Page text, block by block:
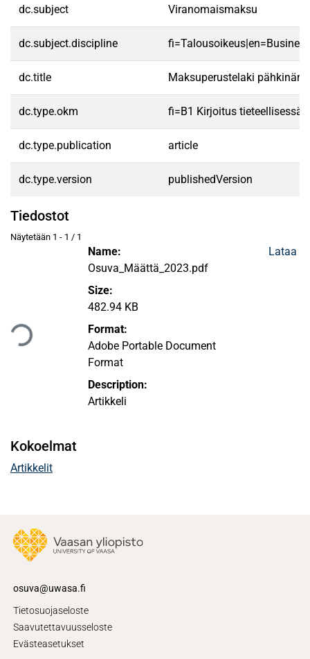
dc.subject Viranomaismaksu
dc.subject.discipline
dc.title Maksuperustelaki
dc.type.okm fi=B1 Kirjoitus tieteellisessä
dc.type.publication article
dc.type.version publishedVersion
Tiedostot
Näytetään 1 - 1 / 1
Name:
Osuva_Määttä_2023.pdf
Size:
482.94 KB
Format:
Adobe Portable Document
Format
Description:
Artikkeli
Lataa
Kokoelmat
Artikkelit
osuva@uwasa.fi
Tietosuojaseloste
Saavutettavuusseloste
Evästeasetukset